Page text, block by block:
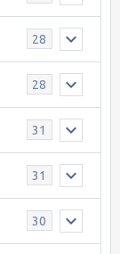
28
28
31
31
30